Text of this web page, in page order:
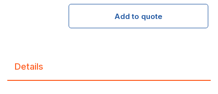
Add to quote
Details